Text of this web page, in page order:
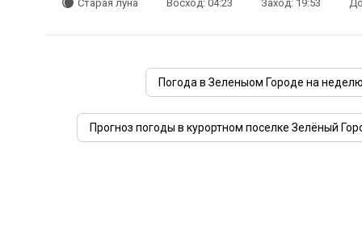
Старая луна Восход: 04:23 Заход: 19:53
Погода в Зеленыом Городе на
Прогноз погоды в курортном поселке Зелёный